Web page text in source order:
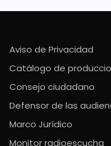
Aviso de Privacidad
Catálogo de
Consejo ciudadano
Defensor de las
Marco Jurídico
Monitor radioescucha